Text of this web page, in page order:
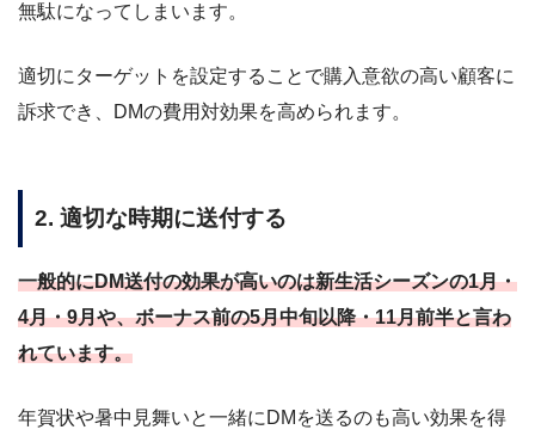
無駄になってしまいます。
適切にターゲットを設定することで購入意欲の高い顧客に
訴求でき、DMの費用対効果を高められます。
2. 適切な時期に送付する
一般的にDM送付の効果が高いのは新生活シーズンの1月・
4月・9月や、ボーナス前の5月中旬以降・11月前半と言わ
れています。
年賀状や暑中見舞いと一緒にDMを送るのも高い効果を得